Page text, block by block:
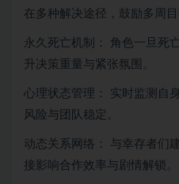
在多种解决途径，鼓励多周目
永久死亡机制： 角色一旦死
升决策重量与紧张氛围。
心理状态管理： 实时监测自
风险与团队稳定。
动态关系网络： 与幸存者们
接影响合作效率与剧情解锁。